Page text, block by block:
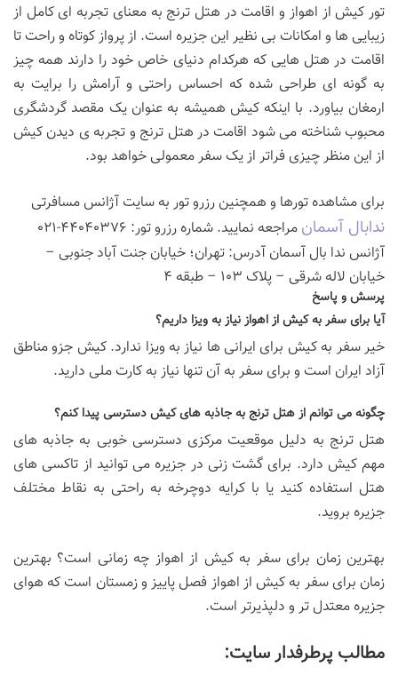
تور کیش از اهواز و اقامت در هتل ترنج به معنای تجربه ای کامل از
زیبایی ها و امکانات بی نظیر این جزیره است. از پرواز کوتاه و راحت تا
اقامت در هتل هایی که هرکدام دنیای خاص خود را دارند همه چیز
به گونه ای طراحی شده که احساس راحتی و آرامش را برایت به
ارمغان بیاورد. با اینکه کیش همیشه به عنوان یک مقصد گردشگری
محبوب شناخته می شود اقامت در هتل ترنج و تجربه ی دیدن کیش
از این منظر چیزی فراتر از یک سفر معمولی خواهد بود.
برای مشاهده تورها و همچنین رزرو تور به سایت آژانس مسافرتی
ندابال آسمان
مراجعه نمایید. شماره رزرو تور: ۴۴۰۴۰۳۷۶-۰۲۱
آژانس ندا بال آسمان آدرس: تهران؛ خیابان جنت آباد جنوبی –
خیابان لاله شرقی – پلاک ۱۰۳ – طبقه‌ ۴
پرسش و پاسخ
آیا برای سفر به کیش از اهواز نیاز به ویزا داریم؟
خیر سفر به کیش برای ایرانی ها نیاز به ویزا ندارد. کیش جزو مناطق
آزاد ایران است و برای سفر به آن تنها نیاز به کارت ملی دارید.
چگونه می توانم از هتل ترنج به جاذبه های کیش دسترسی پیدا کنم؟
هتل ترنج به دلیل موقعیت مرکزی دسترسی خوبی به جاذبه های
مهم کیش دارد. برای گشت زنی در جزیره می توانید از تاکسی های
هتل استفاده کنید یا با کرایه دوچرخه به راحتی به نقاط مختلف
جزیره بروید.
بهترین زمان برای سفر به کیش از اهواز چه زمانی است؟ بهترین
زمان برای سفر به کیش از اهواز فصل پاییز و زمستان است که هوای
جزیره معتدل تر و دلپذیرتر است.
مطالب پرطرفدار سایت: